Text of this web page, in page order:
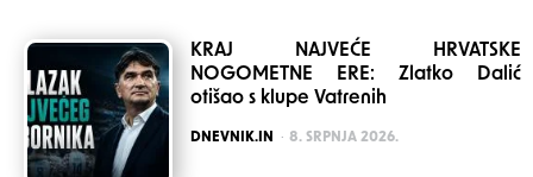
KRAJ NAJVEĆE HRVATSKE
NOGOMETNE ERE: Zlatko Dalić
otišao s klupe Vatrenih
POSTED
DNEVNIK.IN 8. SRPNJA 2026.